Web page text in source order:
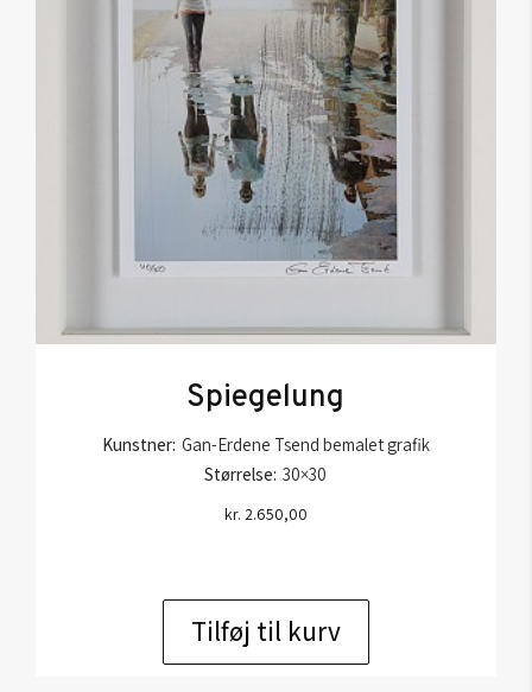
Spiegelung
Kunstner: Gan-Erdene Tsend bemalet grafik
Størrelse: 30×30
kr. 2.650,00
Tilføj til kurv